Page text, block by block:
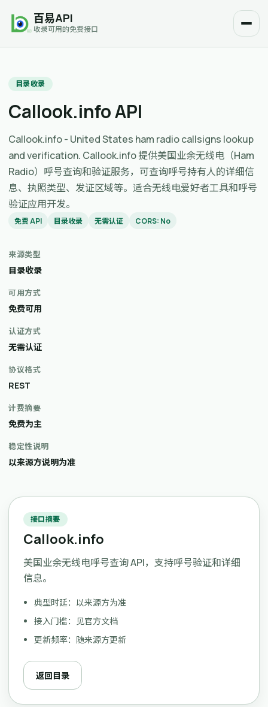
百易API
收录可用的免费接口
目录收录
Callook.info API
Callook.info - United States ham radio callsigns lookup
and verification. Callook.info 提供美国业余无线电（Ham
Radio）呼号查询和验证服务，可查询呼号持有人的详细信
息、执照类型、发证区域等。适合无线电爱好者工具和呼号
验证应用开发。
免费 API 目录收录 无需认证 CORS: No
来源类型
目录收录
可用方式
免费可用
认证方式
无需认证
协议格式
REST
计费摘要
免费为主
稳定性说明
以来源方说明为准
接口摘要
Callook.info
美国业余无线电呼号查询 API，支持呼号验证和详细
信息。
典型时延：以来源方为准
接入门槛：见官方文档
更新频率：随来源方更新
返回目录